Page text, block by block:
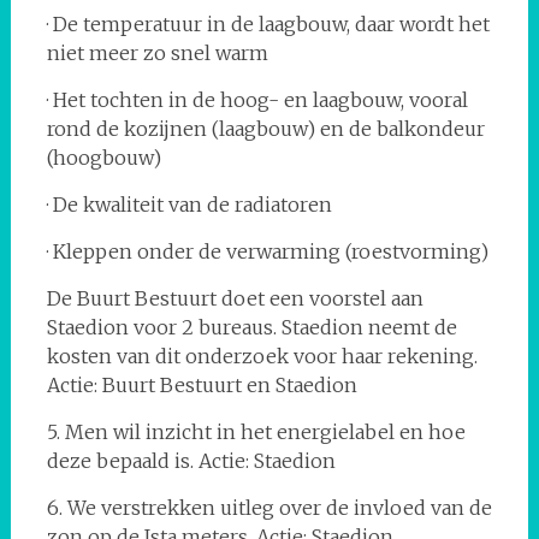
· De temperatuur in de laagbouw, daar wordt het
niet meer zo snel warm
· Het tochten in de hoog- en laagbouw, vooral
rond de kozijnen (laagbouw) en de balkondeur
(hoogbouw)
· De kwaliteit van de radiatoren
· Kleppen onder de verwarming (roestvorming)
De Buurt Bestuurt doet een voorstel aan
Staedion voor 2 bureaus. Staedion neemt de
kosten van dit onderzoek voor haar rekening.
Actie: Buurt Bestuurt en Staedion
5. Men wil inzicht in het energielabel en hoe
deze bepaald is. Actie: Staedion
6. We verstrekken uitleg over de invloed van de